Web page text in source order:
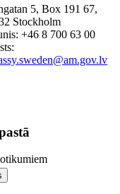
5, Box 191 67,
Stockholm
+46 8 700 63 00